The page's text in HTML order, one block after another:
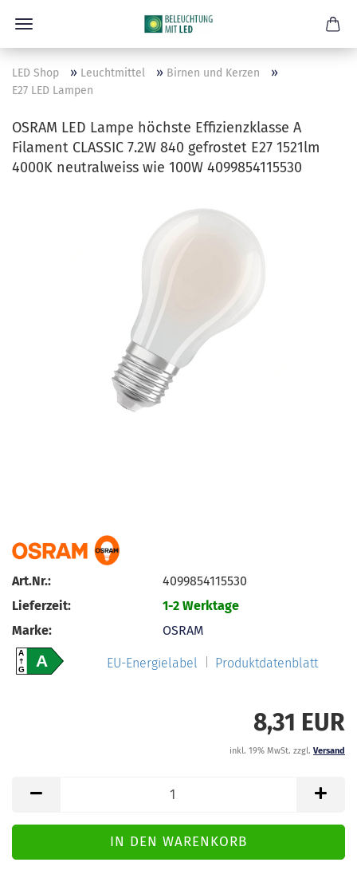
LED Shop » Leuchtmittel » Birnen und Kerzen »
E27 LED Lampen
OSRAM LED Lampe höchste Effizienzklasse A
Filament CLASSIC 7.2W 840 gefrostet E27 1521lm
4000K neutralweiss wie 100W 4099854115530
Art.Nr.:
4099854115530
Lieferzeit:
1-2 Werktage
Marke:
OSRAM
A
GA EU-Energielabel Produktdatenblatt
8,31 EUR
inkl. 19% MwSt. zzgl. Versand